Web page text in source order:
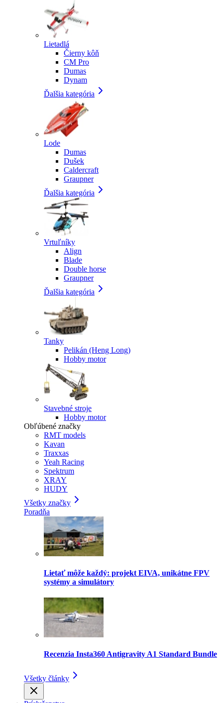
Lietadlá
Čierny kôň
CM Pro
Dumas
Dynam
Ďalšia kategória
Lode
Dumas
Dušek
Caldercraft
Graupner
Ďalšia kategória
Vrtuľníky
Align
Blade
Double horse
Graupner
Ďalšia kategória
Tanky
Pelikán (Heng Long)
Hobby motor
Stavebné stroje
Hobby motor
Obľúbené značky
RMT models
Kavan
Traxxas
Yeah Racing
Spektrum
XRAY
HUDY
Všetky značky
Poradňa
Lietať môže každý: projekt EIVA, unikátne FPV
systémy a simulátory
Recenzia Insta360 Antigravity A1 Standard Bundle
Všetky články